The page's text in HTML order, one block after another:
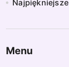
Menu